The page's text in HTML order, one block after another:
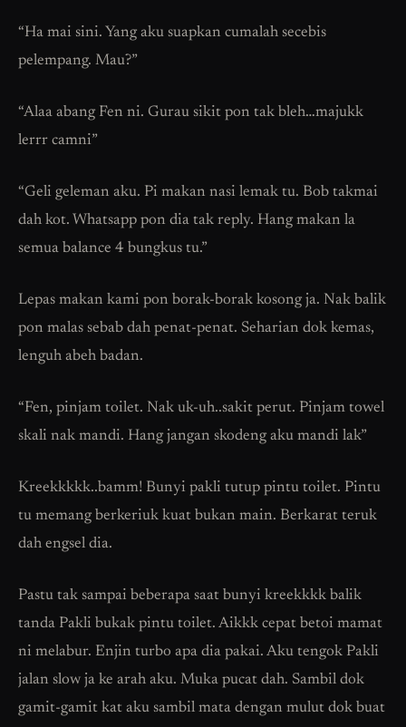
“Ha mai sini. Yang aku suapkan cumalah secebis
pelempang. Mau?”
“Alaa abang Fen ni. Gurau sikit pon tak bleh…majukk
lerrr camni”
“Geli geleman aku. Pi makan nasi lemak tu. Bob takmai
dah kot. Whatsapp pon dia tak reply. Hang makan la
semua balance 4 bungkus tu.”
Lepas makan kami pon borak-borak kosong ja. Nak balik
pon malas sebab dah penat-penat. Seharian dok kemas,
lenguh abeh badan.
“Fen, pinjam toilet. Nak uk-uh..sakit perut. Pinjam towel
skali nak mandi. Hang jangan skodeng aku mandi lak”
Kreekkkkk..bamm! Bunyi pakli tutup pintu toilet. Pintu
tu memang berkeriuk kuat bukan main. Berkarat teruk
dah engsel dia.
Pastu tak sampai beberapa saat bunyi kreekkkk balik
tanda Pakli bukak pintu toilet. Aikkk cepat betoi mamat
ni melabur. Enjin turbo apa dia pakai. Aku tengok Pakli
jalan slow ja ke arah aku. Muka pucat dah. Sambil dok
gamit-gamit kat aku sambil mata dengan mulut dok buat